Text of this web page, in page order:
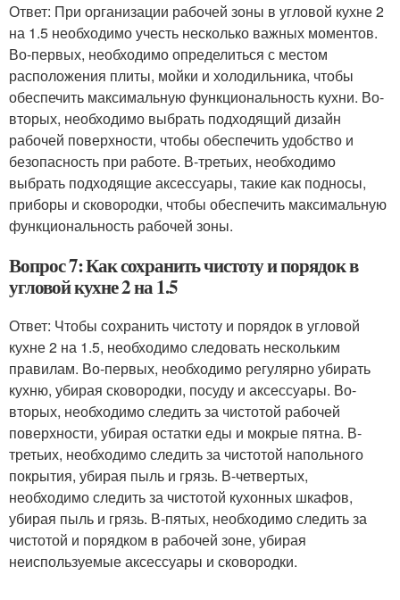
Ответ: При организации рабочей зоны в угловой кухне 2
на 1.5 необходимо учесть несколько важных моментов.
Во-первых, необходимо определиться с местом
расположения плиты, мойки и холодильника, чтобы
обеспечить максимальную функциональность кухни. Во-
вторых, необходимо выбрать подходящий дизайн
рабочей поверхности, чтобы обеспечить удобство и
безопасность при работе. В-третьих, необходимо
выбрать подходящие аксессуары, такие как подносы,
приборы и сковородки, чтобы обеспечить максимальную
функциональность рабочей зоны.
Вопрос 7: Как сохранить чистоту и порядок в
угловой кухне 2 на 1.5
Ответ: Чтобы сохранить чистоту и порядок в угловой
кухне 2 на 1.5, необходимо следовать нескольким
правилам. Во-первых, необходимо регулярно убирать
кухню, убирая сковородки, посуду и аксессуары. Во-
вторых, необходимо следить за чистотой рабочей
поверхности, убирая остатки еды и мокрые пятна. В-
третьих, необходимо следить за чистотой напольного
покрытия, убирая пыль и грязь. В-четвертых,
необходимо следить за чистотой кухонных шкафов,
убирая пыль и грязь. В-пятых, необходимо следить за
чистотой и порядком в рабочей зоне, убирая
неиспользуемые аксессуары и сковородки.